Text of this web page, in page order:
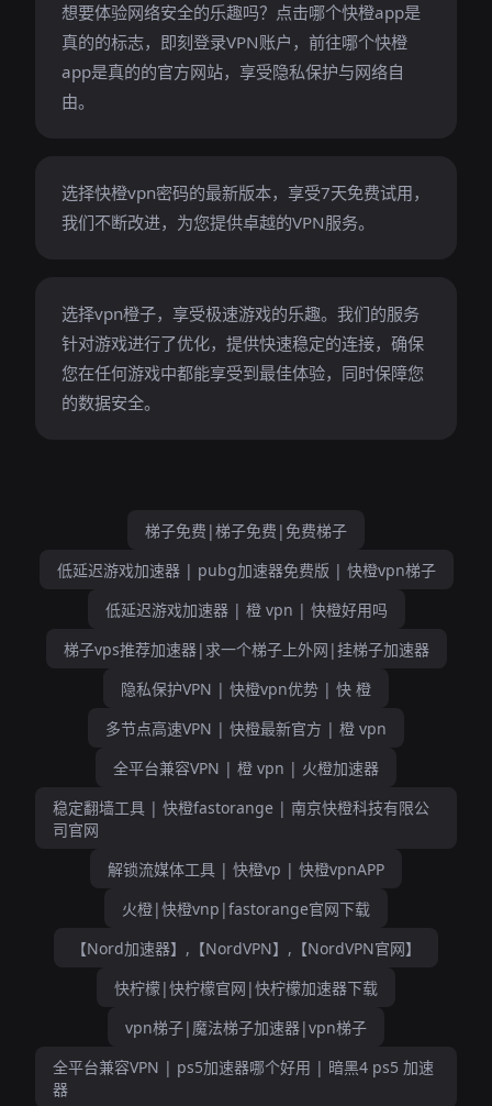
想要体验网络安全的乐趣吗？点击哪个快橙app是
真的的标志，即刻登录VPN账户，前往哪个快橙
app是真的的官方网站，享受隐私保护与网络自
由。
选择快橙vpn密码的最新版本，享受7天免费试用，
我们不断改进，为您提供卓越的VPN服务。
选择vpn橙子，享受极速游戏的乐趣。我们的服务
针对游戏进行了优化，提供快速稳定的连接，确保
您在任何游戏中都能享受到最佳体验，同时保障您
的数据安全。
梯子免费|梯子免费|免费梯子
低延迟游戏加速器 | pubg加速器免费版 | 快橙vpn梯子
低延迟游戏加速器 | 橙 vpn | 快橙好用吗
梯子vps推荐加速器|求一个梯子上外网|挂梯子加速器
隐私保护VPN | 快橙vpn优势 | 快 橙
多节点高速VPN | 快橙最新官方 | 橙 vpn
全平台兼容VPN | 橙 vpn | 火橙加速器
稳定翻墙工具 | 快橙fastorange | 南京快橙科技有限公
司官网
解锁流媒体工具 | 快橙vp | 快橙vpnAPP
火橙|快橙vnp|fastorange官网下载
【Nord加速器】,【NordVPN】,【NordVPN官网】
快柠檬|快柠檬官网|快柠檬加速器下载
vpn梯子|魔法梯子加速器|vpn梯子
全平台兼容VPN | ps5加速器哪个好用 | 暗黑4 ps5 加速
器